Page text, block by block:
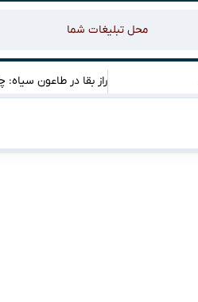
محل تبلیغات شما